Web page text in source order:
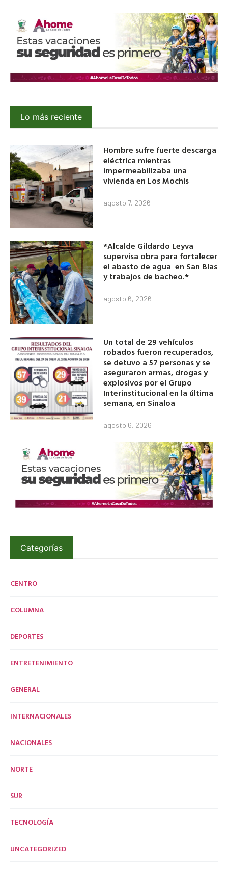
Lo más reciente
Hombre sufre fuerte descarga
eléctrica mientras
impermeabilizaba una
vivienda en Los Mochis
agosto 7, 2026
*Alcalde Gildardo Leyva
supervisa obra para fortalecer
el abasto de agua en San Blas
y trabajos de bacheo.*
agosto 6, 2026
Un total de 29 vehículos
robados fueron recuperados,
se detuvo a 57 personas y se
aseguraron armas, drogas y
explosivos por el Grupo
Interinstitucional en la última
semana, en Sinaloa
agosto 6, 2026
Categorías
CENTRO
COLUMNA
DEPORTES
ENTRETENIMIENTO
GENERAL
INTERNACIONALES
NACIONALES
NORTE
SUR
TECNOLOGÍA
UNCATEGORIZED